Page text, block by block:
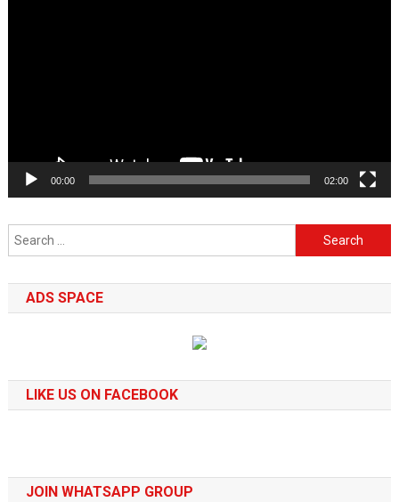
00:00 02:00
Search
for:
ADS SPACE
LIKE US ON FACEBOOK
JOIN WHATSAPP GROUP